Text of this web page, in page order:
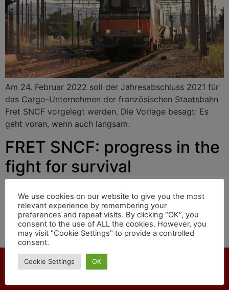
Am 24. Februar 2022 soll der Jahresabschluss 2021 für
das Cargo-Unternehmen der französischen Staatsbahn
Fret SNCF vorgelegt werden. Die Vorlage besagt: Es
geht voran, wenn auch langsam.
FRET SNCF: progress in the
fight for survival
On February 24, 2022, the 2021 annual financial
statements for the cargo company of the French state
railway Fret SNCF are to be presented. The template
states: progress is being made, albeit slowly.
We use cookies on our website to give you the most
relevant experience by remembering your
preferences and repeat visits. By clicking “OK”, you
consent to the use of ALL the cookies. However, you
may visit "Cookie Settings" to provide a controlled
consent.
Cookie Settings OK